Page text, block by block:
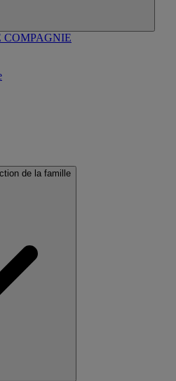
de la famille